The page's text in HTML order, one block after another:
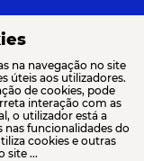
na navegação no site
úteis aos utilizadores.
de cookies, pode
interação com as
o utilizador está a
nas funcionalidades do
cookies e outras
site ...